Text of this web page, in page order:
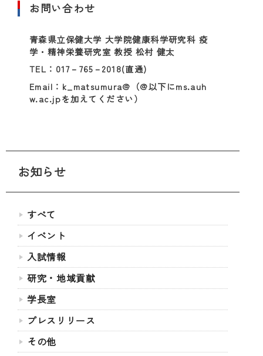
お問い合わせ
青森県立保健大学 大学院健康科学研究科 疫
学・精神栄養研究室 教授 松村 健太
TEL：017－765－2018(直通)
Email：k_matsumura@（@以下にms.auh
w.ac.jpを加えてください）
お知らせ
すべて
イベント
入試情報
研究・地域貢献
学長室
プレスリリース
その他